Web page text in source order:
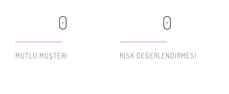
0
MUTLU MÜŞTERI
0
RISK DEĞERLENDIRMESI